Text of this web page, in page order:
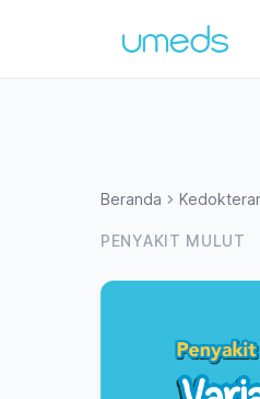
Beranda
PENYAKIT MULUT